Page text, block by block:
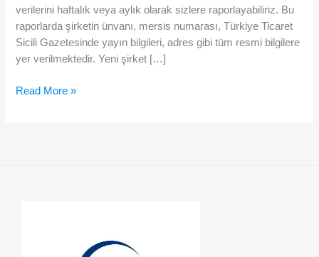
verilerini haftalık veya aylık olarak sizlere raporlayabiliriz. Bu
raporlarda şirketin ünvanı, mersis numarası, Türkiye Ticaret
Sicili Gazetesinde yayın bilgileri, adres gibi tüm resmi bilgilere
yer verilmektedir. Yeni şirket […]
SEVGİ
Read More »